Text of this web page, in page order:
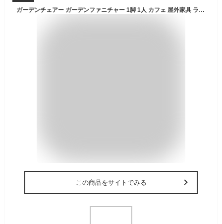
ガーデンチェアー ガーデンファニチャー 1脚 1人 カフェ 屋外家具 ラタン調 イス 樹脂製 ブラック ニューインディア 肘あり ガーデンチェア 単品【大型宅配便】
この商品をサイトでみる